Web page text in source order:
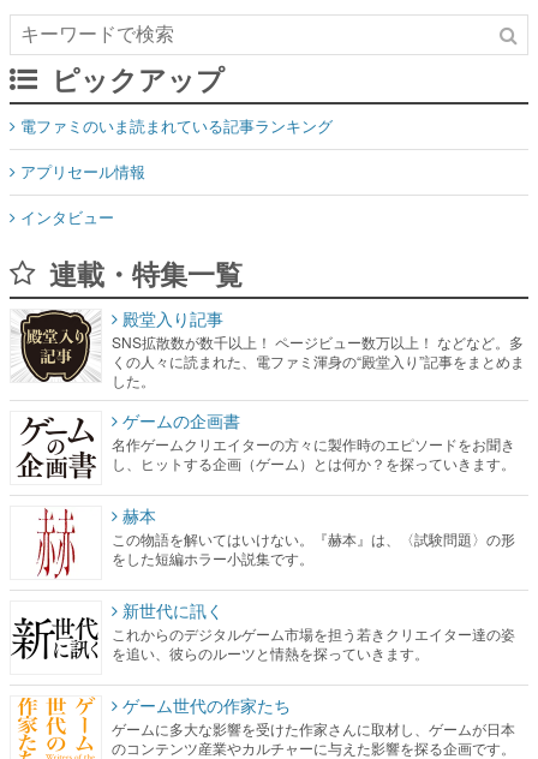
ピックアップ
電ファミのいま読まれている記事ランキング
アプリセール情報
インタビュー
連載・特集一覧
殿堂入り記事
SNS拡散数が数千以上！ ページビュー数万以上！ などなど。多
くの人々に読まれた、電ファミ渾身の“殿堂入り”記事をまとめま
した。
ゲームの企画書
名作ゲームクリエイターの方々に製作時のエピソードをお聞き
し、ヒットする企画（ゲーム）とは何か？を探っていきます。
赫本
この物語を解いてはいけない。『赫本』は、〈試験問題〉の形
をした短編ホラー小説集です。
新世代に訊く
これからのデジタルゲーム市場を担う若きクリエイター達の姿
を追い、彼らのルーツと情熱を探っていきます。
ゲーム世代の作家たち
ゲームに多大な影響を受けた作家さんに取材し、ゲームが日本
のコンテンツ産業やカルチャーに与えた影響を探る企画です。